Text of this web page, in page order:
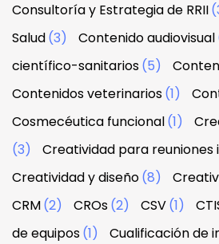
Consultoría y Estrategia de RRII
Salud(3) Contenido audiovisual
científico-sanitarios(5)
Contenidos veterinarios(1)
Cosmecéutica funcional(1)
(3)
Creatividad para reuniones
Creatividad y diseño(8)
CRM(2) CROs(2) CSV(1)
de equipos(1) Cualificación de